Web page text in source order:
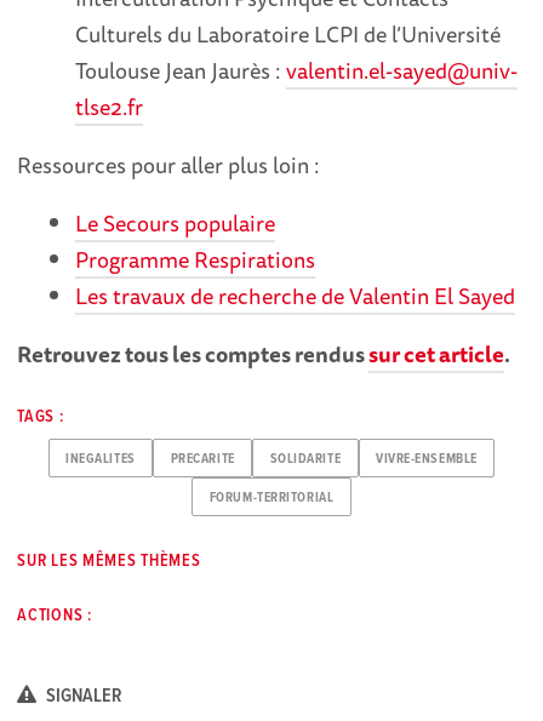
Culturels du Laboratoire LCPI de l’Université
Toulouse Jean Jaurès :valentin.el-sayed@univ-
tlse2.fr
Ressources pour aller plus loin :
Le Secours populaire
Programme Respirations
Les travaux de recherche de Valentin El Sayed
Retrouvez tous les comptes rendussur cet article.
TAGS :
INEGALITES PRECARITE SOLIDARITE VIVRE-ENSEMBLE
FORUM-TERRITORIAL
SUR LES MÊMES THÈMES
ACTIONS :
SIGNALER